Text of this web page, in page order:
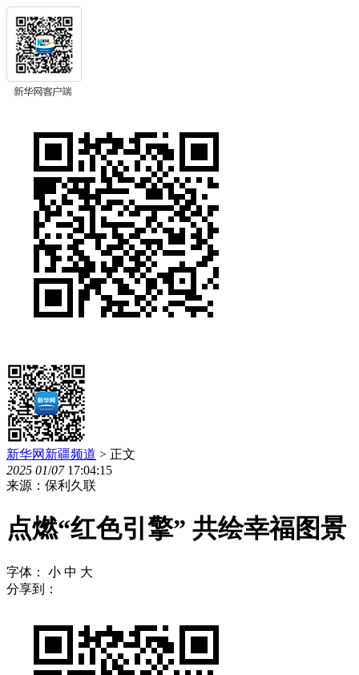
新华网新疆频道 > 正文
2025 01/07 17:04:15
来源：保利久联
点燃“红色引擎” 共绘幸福图景
字体： 小 中 大
分享到：